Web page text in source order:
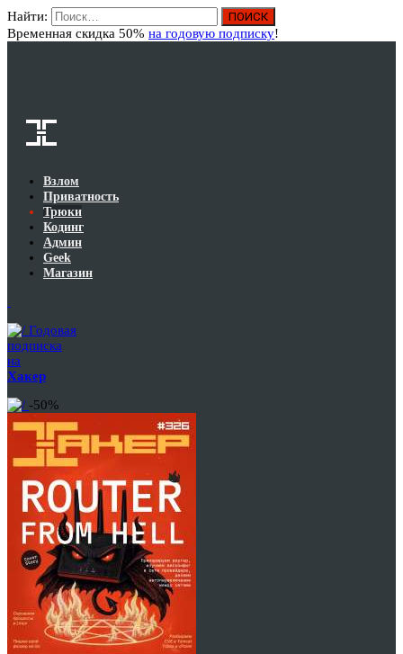
Найти:
Временная скидка 50% на годовую подписку!
Взлом
Приватность
Трюки
Кодинг
Админ
Geek
Магазин
Годовая
подписка
на
Хакер
-50%